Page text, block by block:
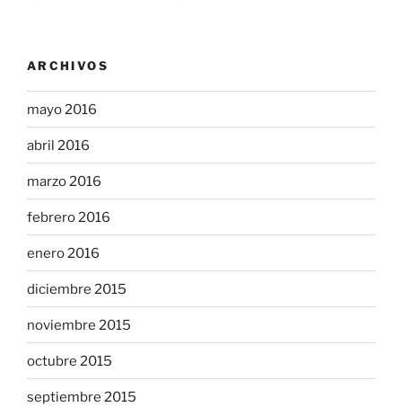
ARCHIVOS
mayo 2016
abril 2016
marzo 2016
febrero 2016
enero 2016
diciembre 2015
noviembre 2015
octubre 2015
septiembre 2015